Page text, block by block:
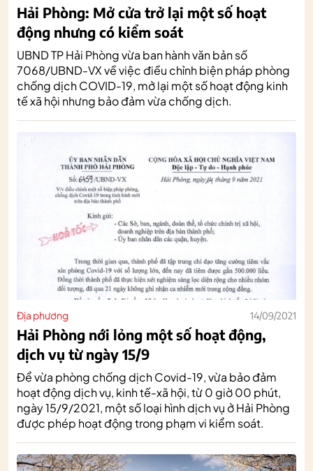
Hải Phòng: Mở cửa trở lại một số hoạt
động nhưng có kiểm soát
UBND TP Hải Phòng vừa ban hành văn bản số
7068/UBND-VX về việc điều chỉnh biện pháp phòng
chống dịch COVID-19, mở lại một số hoạt động kinh
tế xã hội nhưng bảo đảm vừa chống dịch.
Địa phương 14/09/2021
Hải Phòng nới lỏng một số hoạt động,
dịch vụ từ ngày 15/9
Để vừa phòng chống dịch Covid-19, vừa bảo đảm
hoạt động dịch vụ, kinh tế-xã hội, từ 0 giờ 00 phút,
ngày 15/9/2021, một số loại hình dịch vụ ở Hải Phòng
được phép hoạt động trong phạm vi kiểm soát.